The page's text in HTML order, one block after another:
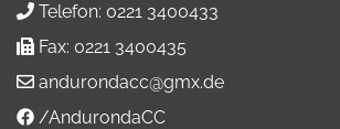
Telefon: 0221 3400433
Fax: 0221 3400435
andurondacc@gmx.de
/AndurondaCC